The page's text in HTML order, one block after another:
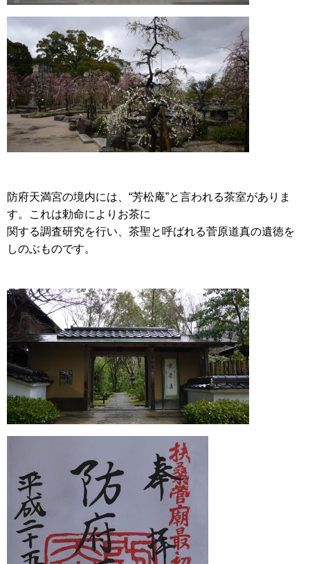
防府天満宮の境内には、“芳松庵”と言われる茶室がありま
す。これは勅命によりお茶に
関する調査研究を行い、茶聖と呼ばれる菅原道真の遺徳を
しのぶものです。